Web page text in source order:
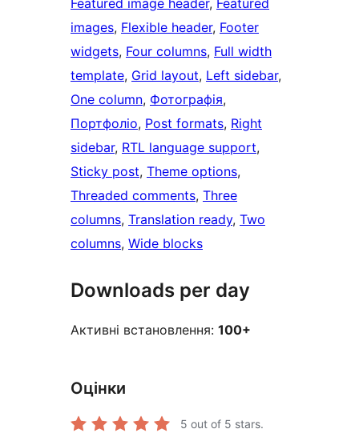
Featured image header, Featured
images, Flexible header, Footer
widgets, Four columns, Full width
template, Grid layout, Left sidebar
One column, Фотографія
Портфоліо, Post formats, Right
sidebar, RTL language support
Sticky post, Theme options
Threaded comments, Three
columns, Translation ready, Two
columns, Wide blocks
Downloads per day
Активні встановлення: 100+
Оцінки
5 out of 5 stars.